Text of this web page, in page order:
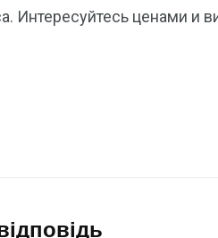
Интересуйтесь ценами и